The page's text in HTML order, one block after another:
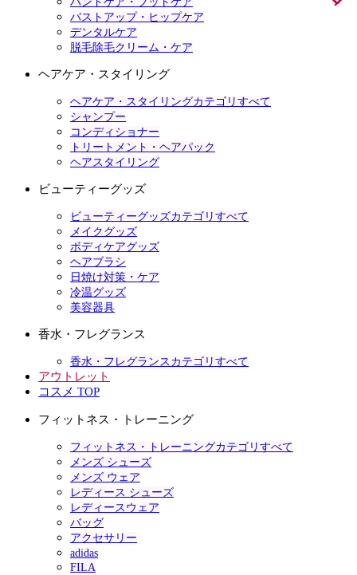
バストアップ・ヒップケア
デンタルケア
脱毛除毛クリーム・ケア
ヘアケア・スタイリング
ヘアケア・スタイリングカテゴリすべて
シャンプー
コンディショナー
トリートメント・ヘアパック
ヘアスタイリング
ビューティーグッズ
ビューティーグッズカテゴリすべて
メイクグッズ
ボディケアグッズ
ヘアブラシ
日焼け対策・ケア
冷温グッズ
美容器具
香水・フレグランス
香水・フレグランスカテゴリすべて
アウトレット
コスメ TOP
フィットネス・トレーニング
フィットネス・トレーニングカテゴリすべて
メンズ シューズ
メンズ ウェア
レディース シューズ
レディースウェア
バッグ
アクセサリー
adidas
FILA